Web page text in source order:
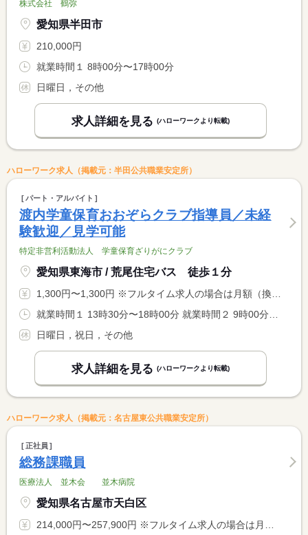
株式会社 鶴弥
愛知県半田市
210,000円
就業時間１ 8時00分〜17時00分
日曜日，その他
求人詳細を見る (ハローワークより転載)
ハローワーク求人（掲載元：半田公共職業安定所）
パート・アルバイト
渡内学童保育おおぞらクラブ指導員／未経
験歓迎／見学可能
特定非営利活動法人 学童保育ざりがにクラブ
愛知県東海市 / 荒尾住宅バス 徒歩１分
1,300円〜1,300円 ※フルタイム求人の場合は月額（換算額）、パート求人の場合は時間額を表示しています。
日曜日，祝日，その他
求人詳細を見る (ハローワークより転載)
ハローワーク求人（掲載元：名古屋東公共職業安定所）
正社員
総務課職員
医療法人 並木会 並木病院
愛知県名古屋市天白区
214,000円〜257,900円 ※フルタイム求人の場合は月額（換算額）、パート求人の場合は時間額を表示しています。